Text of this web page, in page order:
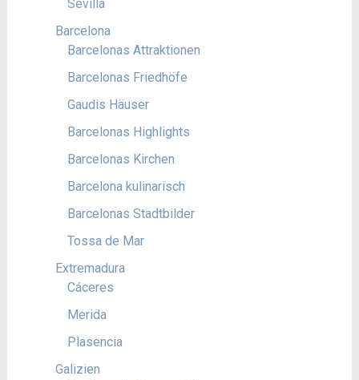
Sevilla
Barcelona
Barcelonas Attraktionen
Barcelonas Friedhöfe
Gaudis Häuser
Barcelonas Highlights
Barcelonas Kirchen
Barcelona kulinarisch
Barcelonas Stadtbilder
Tossa de Mar
Extremadura
Cáceres
Merida
Plasencia
Galizien